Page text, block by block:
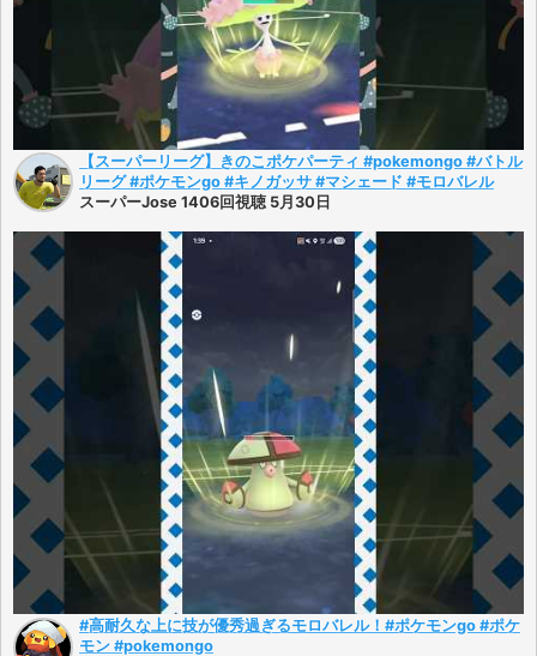
【スーパーリーグ】きのこポケパーティ #pokemongo #バトル
リーグ #ポケモンgo #キノガッサ #マシェード #モロバレル
スーパーJose 1406回視聴 5月30日
#高耐久な上に技が優秀過ぎるモロバレル！#ポケモンgo #ポケ
モン #pokemongo